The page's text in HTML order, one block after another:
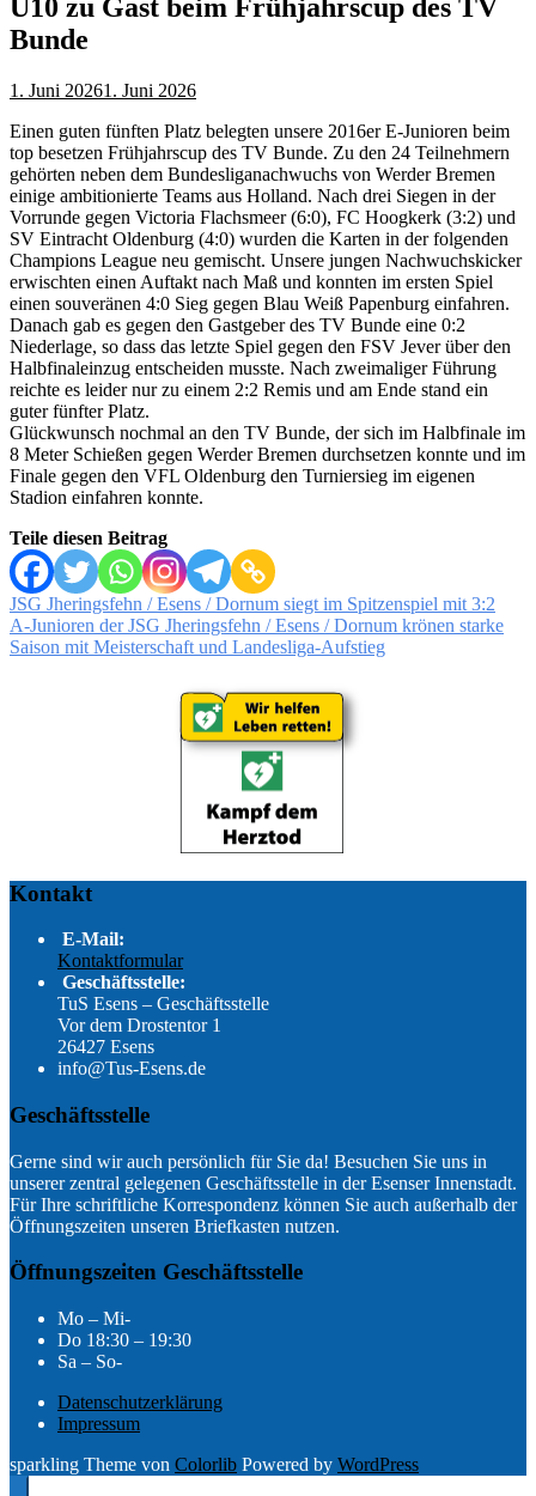
U10 zu Gast beim Frühjahrscup des TV
Bunde
1. Juni 20261. Juni 2026
Einen guten fünften Platz belegten unsere 2016er E-Junioren beim
top besetzen Frühjahrscup des TV Bunde. Zu den 24 Teilnehmern
gehörten neben dem Bundesliganachwuchs von Werder Bremen
einige ambitionierte Teams aus Holland. Nach drei Siegen in der
Vorrunde gegen Victoria Flachsmeer (6:0), FC Hoogkerk (3:2) und
SV Eintracht Oldenburg (4:0) wurden die Karten in der folgenden
Champions League neu gemischt. Unsere jungen Nachwuchskicker
erwischten einen Auftakt nach Maß und konnten im ersten Spiel
einen souveränen 4:0 Sieg gegen Blau Weiß Papenburg einfahren.
Danach gab es gegen den Gastgeber des TV Bunde eine 0:2
Niederlage, so dass das letzte Spiel gegen den FSV Jever über den
Halbfinaleinzug entscheiden musste. Nach zweimaliger Führung
reichte es leider nur zu einem 2:2 Remis und am Ende stand ein
guter fünfter Platz.
Glückwunsch nochmal an den TV Bunde, der sich im Halbfinale im
8 Meter Schießen gegen Werder Bremen durchsetzen konnte und im
Finale gegen den VFL Oldenburg den Turniersieg im eigenen
Stadion einfahren konnte.
Teile diesen Beitrag
Beitragsnavigation
JSG Jheringsfehn / Esens / Dornum siegt im Spitzenspiel mit 3:2
A-Junioren der JSG Jheringsfehn / Esens / Dornum krönen starke
Saison mit Meisterschaft und Landesliga-Aufstieg
Kontakt
E-Mail:
Kontaktformular
Geschäftsstelle:
TuS Esens – Geschäftsstelle
Vor dem Drostentor 1
26427 Esens
info@Tus-Esens.de
Geschäftsstelle
Gerne sind wir auch persönlich für Sie da! Besuchen Sie uns in
unserer zentral gelegenen Geschäftsstelle in der Esenser Innenstadt.
Für Ihre schriftliche Korrespondenz können Sie auch außerhalb der
Öffnungszeiten unseren Briefkasten nutzen.
Öffnungszeiten Geschäftsstelle
Mo – Mi-
Do 18:30 – 19:30
Sa – So-
Datenschutzerklärung
Impressum
sparkling Theme von Colorlib Powered by WordPress